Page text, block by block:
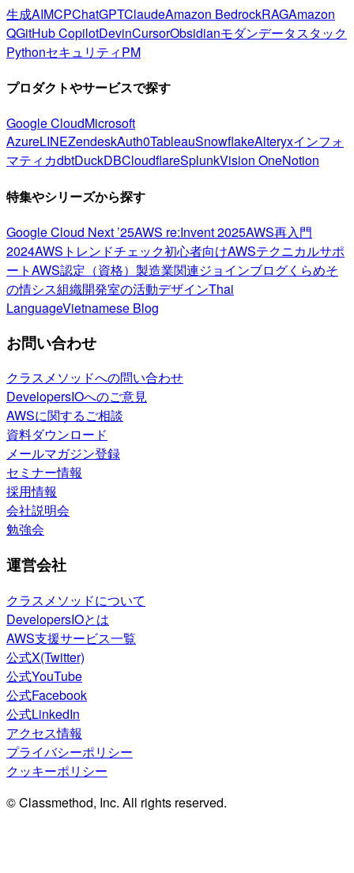
生成AIMCPChatGPTClaudeAmazon BedrockRAGAmazon
QGitHub CopilotDevinCursorObsidianモダンデータスタック
PythonセキュリティPM
プロダクトやサービスで探す
Google CloudMicrosoft
AzureLINEZendeskAuth0TableauSnowflakeAlteryxインフォ
マティカdbtDuckDBCloudflareSplunkVision OneNotion
特集やシリーズから探す
Google Cloud Next ’25AWS re:Invent 2025AWS再入門
2024AWSトレンドチェック初心者向けAWSテクニカルサポ
ートAWS認定（資格） 製造業関連ジョインブログくらめそ
の情シス組織開発室の活動デザインThai
LanguageVietnamese Blog
お問い合わせ
クラスメソッドへの問い合わせ
DevelopersIOへのご意見
AWSに関するご相談
資料ダウンロード
メールマガジン登録
セミナー情報
採用情報
会社説明会
勉強会
運営会社
クラスメソッドについて
DevelopersIOとは
AWS支援サービス一覧
公式X(Twitter)
公式YouTube
公式Facebook
公式LinkedIn
アクセス情報
プライバシーポリシー
クッキーポリシー
© Classmethod, Inc. All rights reserved.